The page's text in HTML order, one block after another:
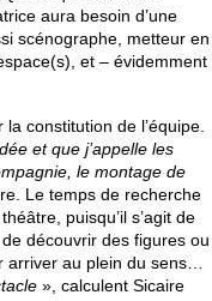
aura besoin d’une
scénographe, metteur en
et – évidemment
constitution de l’équipe.
et que j’appelle les
le montage de
Le temps de recherche
puisqu’il s’agit de
découvrir des figures ou
au plein du sens…
», calculent Sicaire